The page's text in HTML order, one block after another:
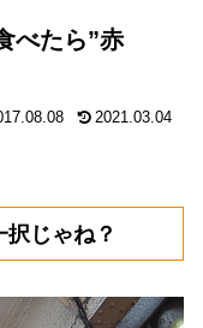
べたら”赤
2021.03.04
択じゃね？